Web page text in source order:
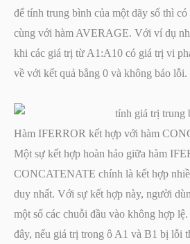
để tính trung bình của một dãy số thì
cùng với hàm AVERAGE. Với ví dụ
khi các giá trị từ A1:A10 có giá trị vi
về với kết quả bằng 0 và không báo lỗi.
Hàm IFERROR kết hợp với hàm
Một sự kết hợp hoàn hảo giữa hàm
CONCATENATE chính là kết hợp
duy nhất. Với sự kết hợp này, người
một số các chuỗi đầu vào không hợp
đây, nếu giá trị trong ô A1 và B1 bị lỗi